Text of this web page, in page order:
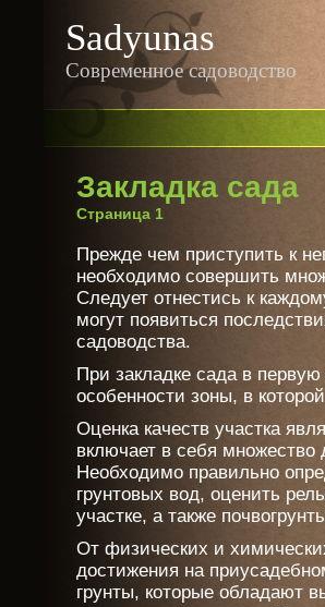
Sadyunas
Современное садоводство
Закладка сада
Страница 1
Прежде чем приступить к
необходимо совершить
Следует отнестись к
могут появиться
садоводства.
При закладке сада в
особенности зоны, в
Оценка качеств участка
включает в себя множество
Необходимо правильно
грунтовых вод, оценить
участке, а также
От физических и
достижения на
грунты, которые обладают